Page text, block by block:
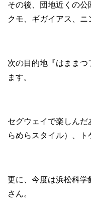
その後、団地近くの
クモ、ギガイアス、ニ
次の目的地『はままつ
ます。
セグウェイで楽しん
らめらスタイル）、ト
更に、今度は浜松科
さん。